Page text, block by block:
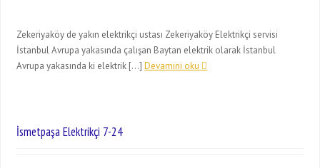
Zekeriyaköy de yakın elektrikçi ustası Zekeriyaköy Elektrikçi servisi
İstanbul Avrupa yakasında çalışan Baytan elektrik olarak İstanbul
Avrupa yakasında ki elektrik […]Devamini oku
İsmetpaşa Elektrikçi 7-24